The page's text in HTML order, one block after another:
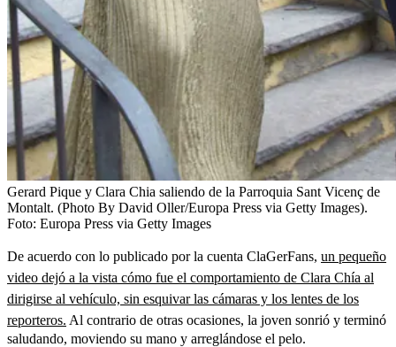
Gerard Pique y Clara Chia saliendo de la Parroquia Sant Vicenç de
Montalt. (Photo By David Oller/Europa Press via Getty Images).
Foto: Europa Press via Getty Images
De acuerdo con lo publicado por la cuenta ClaGerFans, un pequeño
video dejó a la vista cómo fue el comportamiento de Clara Chía al
dirigirse al vehículo, sin esquivar las cámaras y los lentes de los
reporteros. Al contrario de otras ocasiones, la joven sonrió y terminó
saludando, moviendo su mano y arreglándose el pelo.